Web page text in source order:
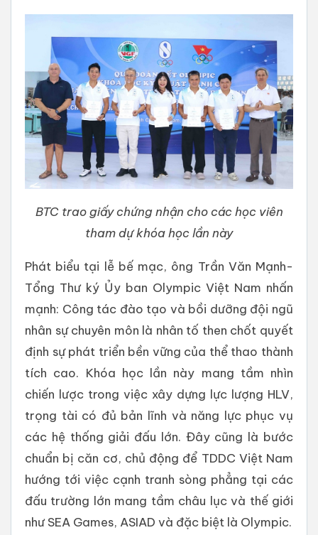
BTC trao giấy chứng nhận cho các học viên
tham dự khóa học lần này
Phát biểu tại lễ bế mạc, ông Trần Văn Mạnh-
Tổng Thư ký Ủy ban Olympic Việt Nam nhấn
mạnh: Công tác đào tạo và bồi dưỡng đội ngũ
nhân sự chuyên môn là nhân tố then chốt quyết
định sự phát triển bền vững của thể thao thành
tích cao. Khóa học lần này mang tầm nhìn
chiến lược trong việc xây dựng lực lượng HLV,
trọng tài có đủ bản lĩnh và năng lực phục vụ
các hệ thống giải đấu lớn. Đây cũng là bước
chuẩn bị căn cơ, chủ động để TDDC Việt Nam
hướng tới việc cạnh tranh sòng phẳng tại các
đấu trường lớn mang tầm châu lục và thế giới
như SEA Games, ASIAD và đặc biệt là Olympic.